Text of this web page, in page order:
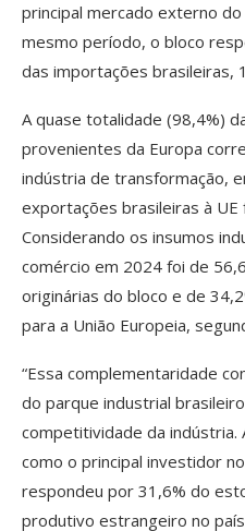
principal mercado externo do
mesmo período, o bloco
das importações brasileiras,
A quase totalidade (98,4%)
provenientes da Europa
indústria de transformação,
exportações brasileiras à
Considerando os insumos
comércio em 2024 foi de
originárias do bloco e de
para a União Europeia,
“Essa complementaridade
do parque industrial
competitividade da indústria.
como o principal investidor
respondeu por 31,6% do
produtivo estrangeiro no